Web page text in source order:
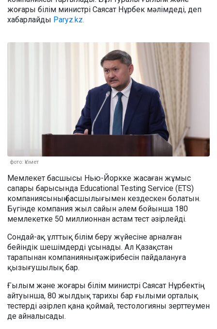
жоғары білім министрі Саясат Нұрбек мәлімдеді, деп
хабарлайды Paryz.kz.
фото: Үкімет
Мемлекет басшысы Нью-Йоркке жасаған жұмыс
сапары барысында Educational Testing Service (ETS)
компаниясының басшылығымен кездескен болатын.
Бүгінде компания жыл сайын әлем бойынша 180
мемлекетке 50 миллионнан астам тест әзірлейді.
Сондай-ақ ұлттық білім беру жүйесіне арналған
бейіндік шешімдерді ұсынады. Ал Қазақстан
тарапынан компанияның тәжірибесін пайдалануға
қызығушылық бар.
Ғылым және жоғары білім министрі Саясат Нұрбектің
айтуынша, 80 жылдық тарихы бар ғылыми орталық
тестерді әзірлеп қана қоймай, тестологияны зерттеумен
де айналысады.